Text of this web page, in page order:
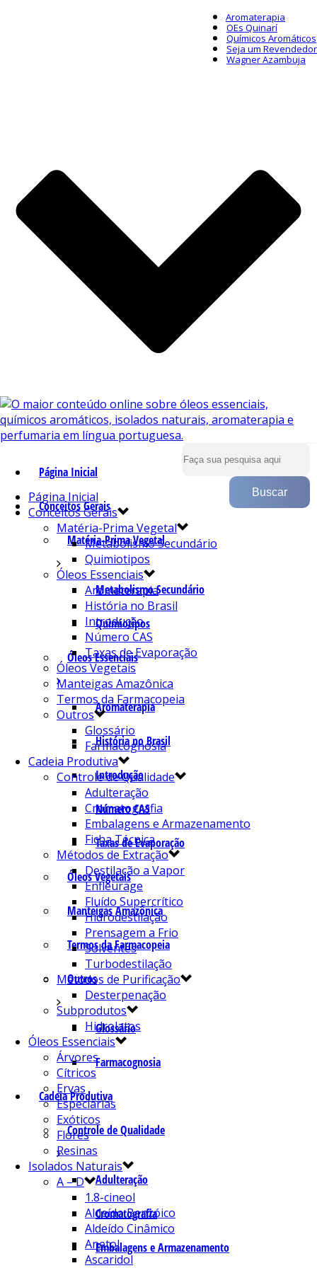
Aromaterapia
OEs Quinarí
Químicos Aromáticos
Seja um Revendedor
Wagner Azambuja
Página Inicial
Conceitos Gerais
Matéria-Prima Vegetal
Metabolismo Secundário
Quimiotipos
Óleos Essenciais
Aromaterapia
História no Brasil
Introdução
Número CAS
Taxas de Evaporação
Óleos Vegetais
Manteigas Amazônica
Termos da Farmacopeia
Outros
Glossário
Farmacognosia
Cadeia Produtiva
Controle de Qualidade
Adulteração
Cromatografia
Embalagens e Armazenamento
Página Inicial
Conceitos Gerais
Matéria-Prima Vegetal
Metabolismo Secundário
Quimiotipos
Óleos Essenciais
Aromaterapia
História no Brasil
Introdução
Número CAS
Taxas de Evaporação
Óleos Vegetais
Manteigas Amazônica
Termos da Farmacopeia
Outros
Glossário
Farmacognosia
Cadeia Produtiva
Controle de Qualidade
Adulteração
Cromatografia
Embalagens e Armazenamento
Ficha Técnica
Métodos de Extração
Destilação a Vapor
Enfleurage
Fluído Supercrítico
Hidrodestilação
Prensagem a Frio
Solventes
Turbodestilação
Métodos de Purificação
Desterpenação
Subprodutos
Hidrolatos
Óleos Essenciais
Árvores
Cítricos
Ervas
Especiarias
Exóticos
Flores
Resinas
Isolados Naturais
A – D
1.8-cineol
Aldeído Benzóico
Aldeído Cinâmico
Anetol
Ascaridol